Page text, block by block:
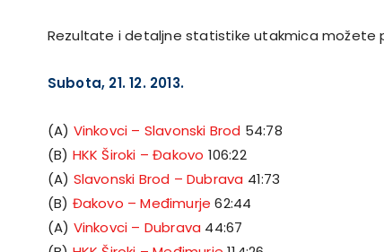
Rezultate i detaljne statistike utakmica možete
Subota, 21. 12. 2013.
(A) Vinkovci – Slavonski Brod 54:78
(B) HKK Široki – Đakovo 106:22
(A) Slavonski Brod – Dubrava 41:73
(B) Đakovo – Međimurje 62:44
(A) Vinkovci – Dubrava 44:67